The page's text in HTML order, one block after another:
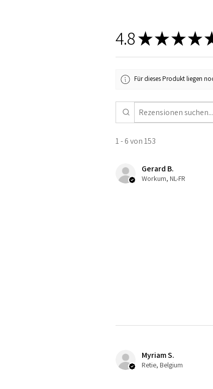
4.8★★★★
Für dieses Produkt liegen
1 - 6 von 153
Gerard B.
Workum, NL-FR
Myriam S.
Retie, Belgium